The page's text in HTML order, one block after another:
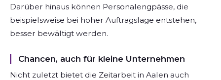
Darüber hinaus können Personalengpässe, die
beispielsweise bei hoher Auftragslage entstehen,
besser bewältigt werden.
Chancen, auch für kleine Unternehmen
Nicht zuletzt bietet die Zeitarbeit in Aalen auch